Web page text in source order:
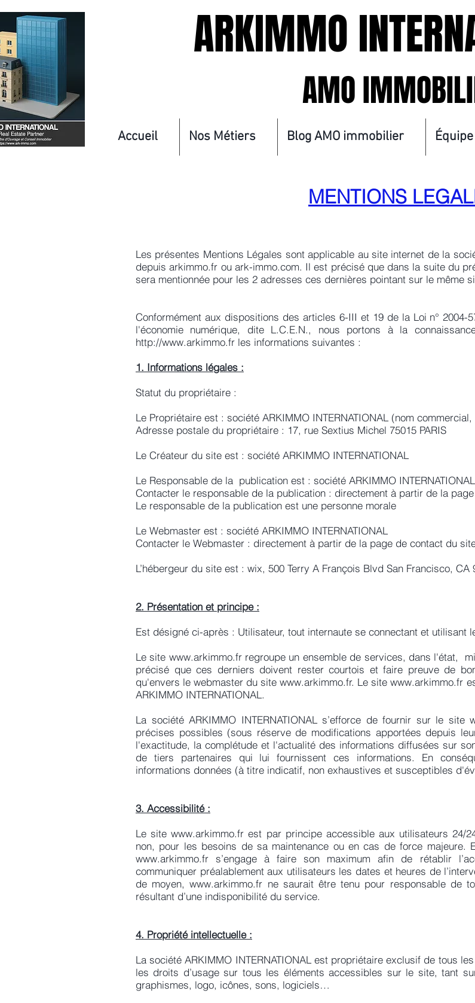
ARKIMMO
AMO
Accueil Nos Métiers Blog AMO immobilier Équipe
MENTIONS
Les présentes Mentions Légales sont applicable au site internet de la
depuis arkimmo.fr ou ark-immo.com. Il est précisé que dans la suite du
sera mentionnée pour les 2 adresses ces dernières pointant sur le même
Conformément aux dispositions des articles 6-III et 19 de la Loi n° 2004-
l'économie numérique, dite L.C.E.N., nous portons à la
http://www.arkimmo.fr les informations suivantes :
1. Informations légales :
Statut du propriétaire :
Le Propriétaire est : société ARKIMMO INTERNATIONAL (nom
Adresse postale du propriétaire : 17, rue Sextius Michel 75015 PARIS
Le Créateur du site est : société ARKIMMO INTERNATIONAL
Le Responsable de la publication est : société ARKIMMO INTERNATIONAL
Contacter le responsable de la publication : directement à partir de la
Le responsable de la publication est une personne morale
Le Webmaster est : société ARKIMMO INTERNATIONAL
Contacter le Webmaster : directement à partir de la page de contact du
L’hébergeur du site est : wix, 500 Terry A François Blvd San Francisco, CA
2. Présentation et principe :
Est désigné ci-après : Utilisateur, tout internaute se connectant et utilisant
Le site www.arkimmo.frregroupe un ensemble de services, dans l'état,
précisé que ces derniers doivent rester courtois et faire preuve de
qu'envers le webmaster du sitewww.arkimmo.fr. Le sitewww.arkimmo.fr
ARKIMMO INTERNATIONAL.
La société ARKIMMO INTERNATIONAL s’efforce de fournir sur le site
précises possibles (sous réserve de modifications apportées depuis
l'exactitude, la complétude et l'actualité des informations diffusées sur
de tiers partenaires qui lui fournissent ces informations. En
informations données (à titre indicatif, non exhaustives et susceptibles
3. Accessibilité :
Le sitewww.arkimmo.fr est par principe accessible aux utilisateurs 24/
non, pour les besoins de sa maintenance ou en cas de force majeure.
www.arkimmo.fr s’engage à faire son maximum afin de rétablir
communiquer préalablement aux utilisateurs les dates et heures de
de moyen,www.arkimmo.fr ne saurait être tenu pour responsable de
résultant d’une indisponibilité du service.
4. Propriété intellectuelle :
La société ARKIMMO INTERNATIONAL est propriétaire exclusif de tous
les droits d’usage sur tous les éléments accessibles sur le site, tant
graphismes, logo, icônes, sons, logiciels…